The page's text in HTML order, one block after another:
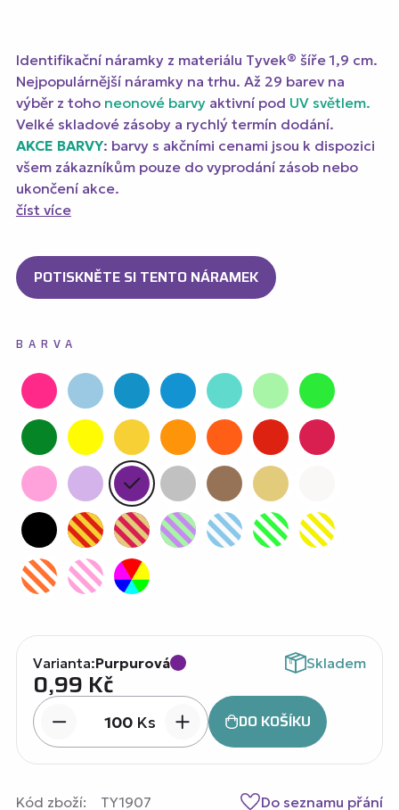
Identifikační náramky z materiálu Tyvek® šíře 1,9 cm.
Nejpopulárnější náramky na trhu. Až 29 barev na
výběr z toho neonové barvyaktivní pod UV světlem.
Velké skladové zásoby a rychlý termín dodání.
AKCE BARVY: barvy s akčními cenami jsou k dispozici
všem zákazníkům pouze do vyprodání zásob nebo
ukončení akce.
číst více
POTISKNĚTE SI TENTO NÁRAMEK
BARVA
Varianta:Purpurová Skladem
0,99 Kč
Ks DO KOŠÍKU
Kód zboží: TY1907 Do seznamu přání